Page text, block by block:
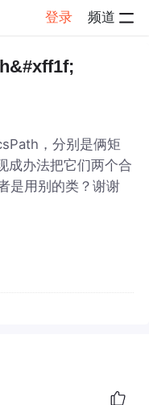
登录 频道
，分别是俩矩
成办法把它们两个合
是用别的类？谢谢